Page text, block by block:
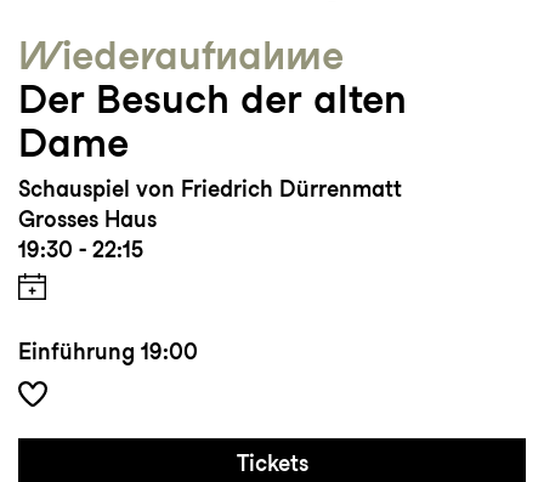
Wieder­aufnahme
Der Besuch der alten
Dame
Schauspiel von Friedrich Dürrenmatt
Grosses Haus
19:30 - 22:15
Einführung 19:00
Tickets